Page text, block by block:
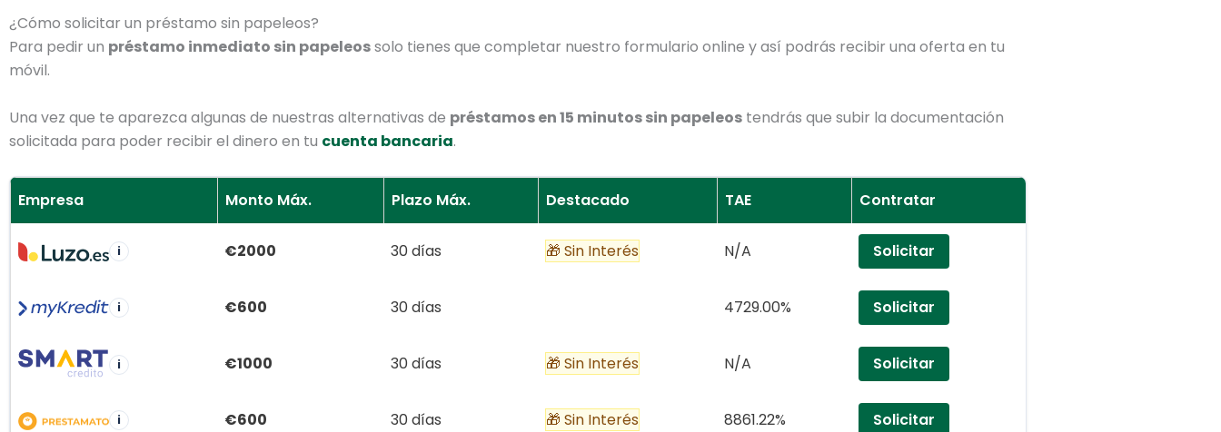
¿Cómo solicitar un préstamo sin papeleos?
Para pedir un préstamo inmediato sin papeleossolo tienes que completar nuestro formulario online y así podrás recibir una oferta en tu
móvil.
Una vez que te aparezca algunas de nuestras alternativas de préstamos en 15 minutos sin papeleos tendrás que subir la documentación
solicitada para poder recibir el dinero en tu cuenta bancaria.
Empresa Monto Máx. Plazo Máx. Destacado TAE Contratar
i €2000 30 días 🎁 Sin Interés N/A Solicitar
i €600 30 días 4729.00% Solicitar
i €1000 30 días 🎁 Sin Interés N/A Solicitar
i €600 30 días 🎁 Sin Interés 8861.22% Solicitar